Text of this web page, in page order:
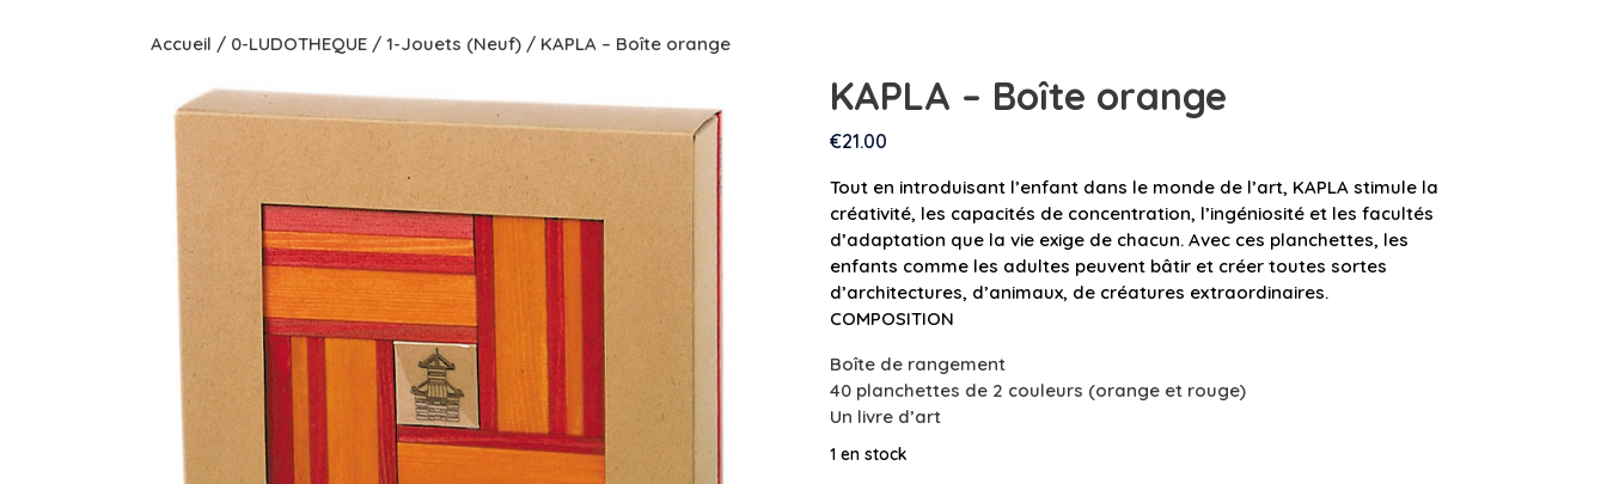
Accueil / 0-LUDOTHEQUE / 1-Jouets (Neuf) / KAPLA – Boîte orange
KAPLA – Boîte orange
€21.00
Tout en introduisant l’enfant dans le monde de l’art, KAPLA stimule la
créativité, les capacités de concentration, l’ingéniosité et les facultés
d’adaptation que la vie exige de chacun. Avec ces planchettes, les
enfants comme les adultes peuvent bâtir et créer toutes sortes
d’architectures, d’animaux, de créatures extraordinaires.
COMPOSITION
Boîte de rangement
40 planchettes de 2 couleurs (orange et rouge)
Un livre d’art
1 en stock